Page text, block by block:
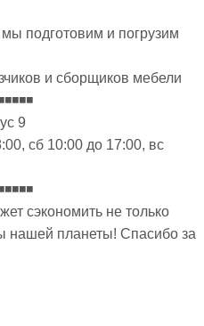
подготовим и погрузим
и сборщиков мебели
9
сб 10:00 до 17:00, вс
сэкономить не только
нашей планеты! Спасибо за